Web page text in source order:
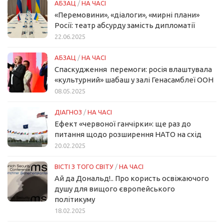
АБЗАЦ / НА ЧАСІ
«Перемовини», «діалоги», «мирні плани»
Росії: театр абсурду замість дипломатії
22.06.2025
АБЗАЦ / НА ЧАСІ
Спаскудження перемоги: росія влаштувала
«культурний» шабаш у залі Генасамблеї ООН
08.05.2025
ДІАГНОЗ / НА ЧАСІ
Ефект «червоної ганчірки»: ще раз до
питання щодо розширення НАТО на схід
20.02.2025
ВІСТІ З ТОГО СВІТУ / НА ЧАСІ
Ай да Дональд!.. Про користь освіжаючого
душу для вищого європейського
політикуму
18.02.2025